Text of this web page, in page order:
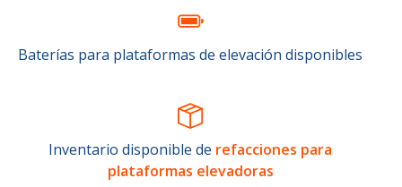
Baterías para plataformas de elevación disponibles
Inventario disponible de refacciones para
plataformas elevadoras